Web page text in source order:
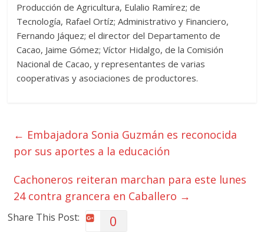
Producción de Agricultura, Eulalio Ramírez; de
Tecnología, Rafael Ortíz; Administrativo y Financiero,
Fernando Jáquez; el director del Departamento de
Cacao, Jaime Gómez; Víctor Hidalgo, de la Comisión
Nacional de Cacao, y representantes de varias
cooperativas y asociaciones de productores.
← Embajadora Sonia Guzmán es reconocida
por sus aportes a la educación
Cachoneros reiteran marchan para este lunes
24 contra grancera en Caballero →
Share This Post: 0